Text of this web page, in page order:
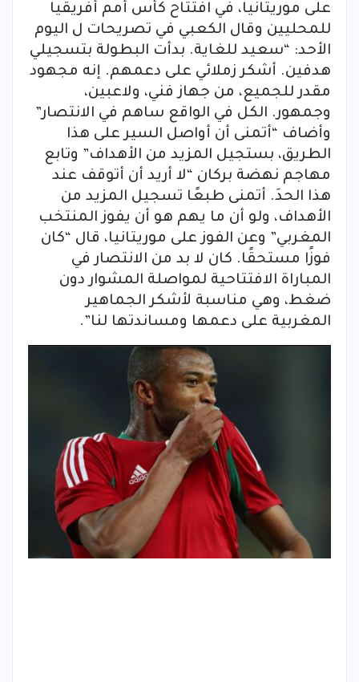
على موريتانيا، في افتتاح كأس أمم أفريقيا
للمحليين وقال الكعبي في تصريحات ل اليوم
الأحد: “سعيد للغاية. بدأت البطولة بتسجيلي
هدفين. أشكر زملائي على دعمهم. إنه مجهود
مقدر للجميع، من جهاز فني، ولاعبين،
وجمهور. الكل في الواقع ساهم في الانتصار”
وأضاف “أتمنى أن أواصل السير على هذا
الطريق، بستجيل المزيد من الأهداف” وتابع
مهاجم نهضة بركان “لا أريد أن أتوقف عند
هذا الحدَ. أتمنى طبعًا تسجيل المزيد من
الأهداف، ولو أن ما يهم هو أن يفوز المنتخب
المغربي” وعن الفوز على موريتانيا، قال “كان
فوزًا مستحقًا. كان لا بد من الانتصار في
المباراة الافتتاحية لمواصلة المشوار دون
ضغط، وهي مناسبة لأشكر الجماهير
المغربية على دعمها ومساندتها لنا”.